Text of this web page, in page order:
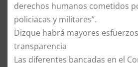
derechos humanos cometidos
policiacas y militares”.
Dizque habrá mayores
transparencia
Las diferentes bancadas en el